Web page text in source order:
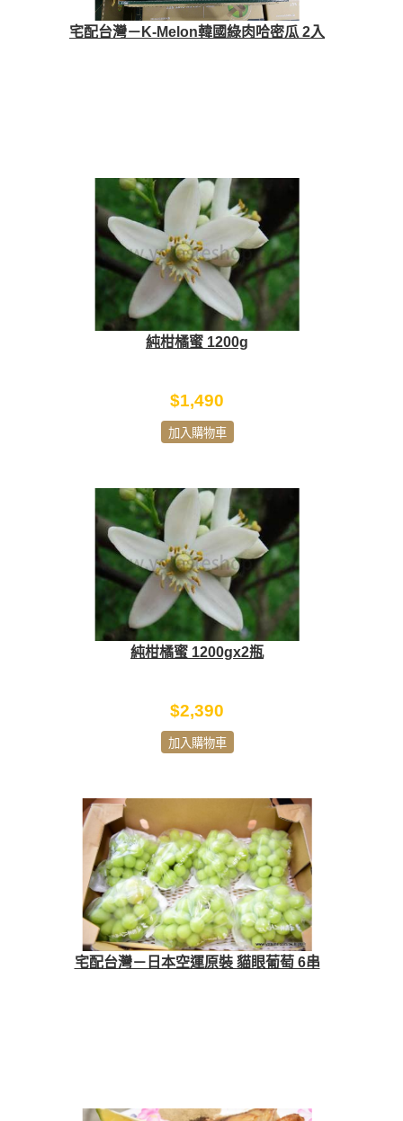
宅配台灣－K-Melon韓國綠肉哈密瓜 2入
純柑橘蜜 1200g
$1,490
加入購物車
純柑橘蜜 1200gx2瓶
$2,390
加入購物車
宅配台灣－日本空運原裝 貓眼葡萄 6串